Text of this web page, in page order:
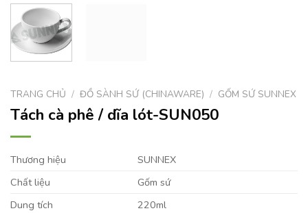
TRANG CHỦ / ĐỒ SÀNH SỨ (CHINAWARE) / GỐM SỨ SUNNEX
Tách cà phê / dĩa lót-SUN050
Thương hiệu
SUNNEX
Chất liệu
Gốm sứ
Dung tích
220ml